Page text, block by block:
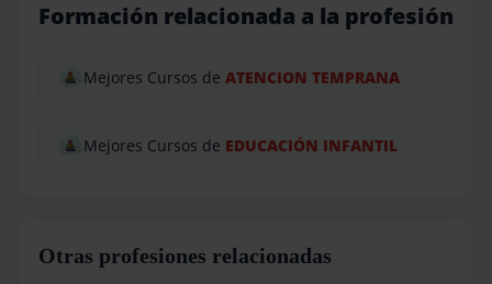
Formación relacionada a la profesión
Mejores Cursos de ATENCION TEMPRANA
Mejores Cursos de EDUCACIÓN INFANTIL
Otras profesiones relacionadas